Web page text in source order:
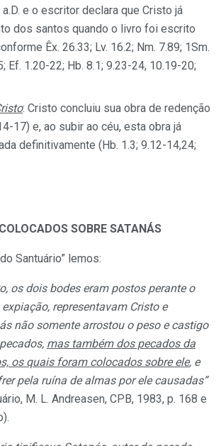
e o escritor declara que Cristo já
dos santos quando o livro foi escrito
Êx. 26.33; Lv. 16.2; Nm. 7.89; 1Sm.
Ef. 1.20-22; Hb. 8.1; 9.23-24, 10.19-20;
: Cristo concluiu sua obra de redenção
17) e, ao subir ao céu, esta obra já
definitivamente (Hb. 1.3; 9.12-14,24;
SOBRE SATANÁS
Santuário” lemos:
os dois bodes eram postos perante o
representavam Cristo e
não somente arrostou o peso e castigo
mas também dos pecados da
os quais foram colocados sobre ele, e
pela ruína de almas por ele causadas”
M. L. Andreasen, CPB, 1983, p. 168 e